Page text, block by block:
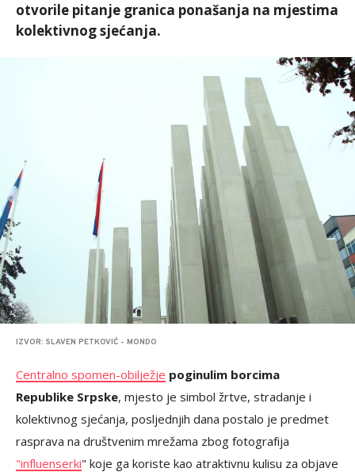
otvorile pitanje granica ponašanja na mjestima
kolektivnog sjećanja.
IZVOR: SLAVEN PETKOVIĆ - MONDO
Centralno spomen-obilježje poginulim borcima
Republike Srpske, mjesto je simbol žrtve, stradanje i
kolektivnog sjećanja, posljednjih dana postalo je predmet
rasprava na društvenim mrežama zbog fotografija
"influenserki" koje ga koriste kao atraktivnu kulisu za objave